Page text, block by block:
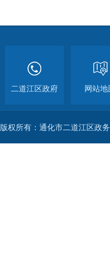
二道江区政府 网站地
版权所有：通化市二道江区政